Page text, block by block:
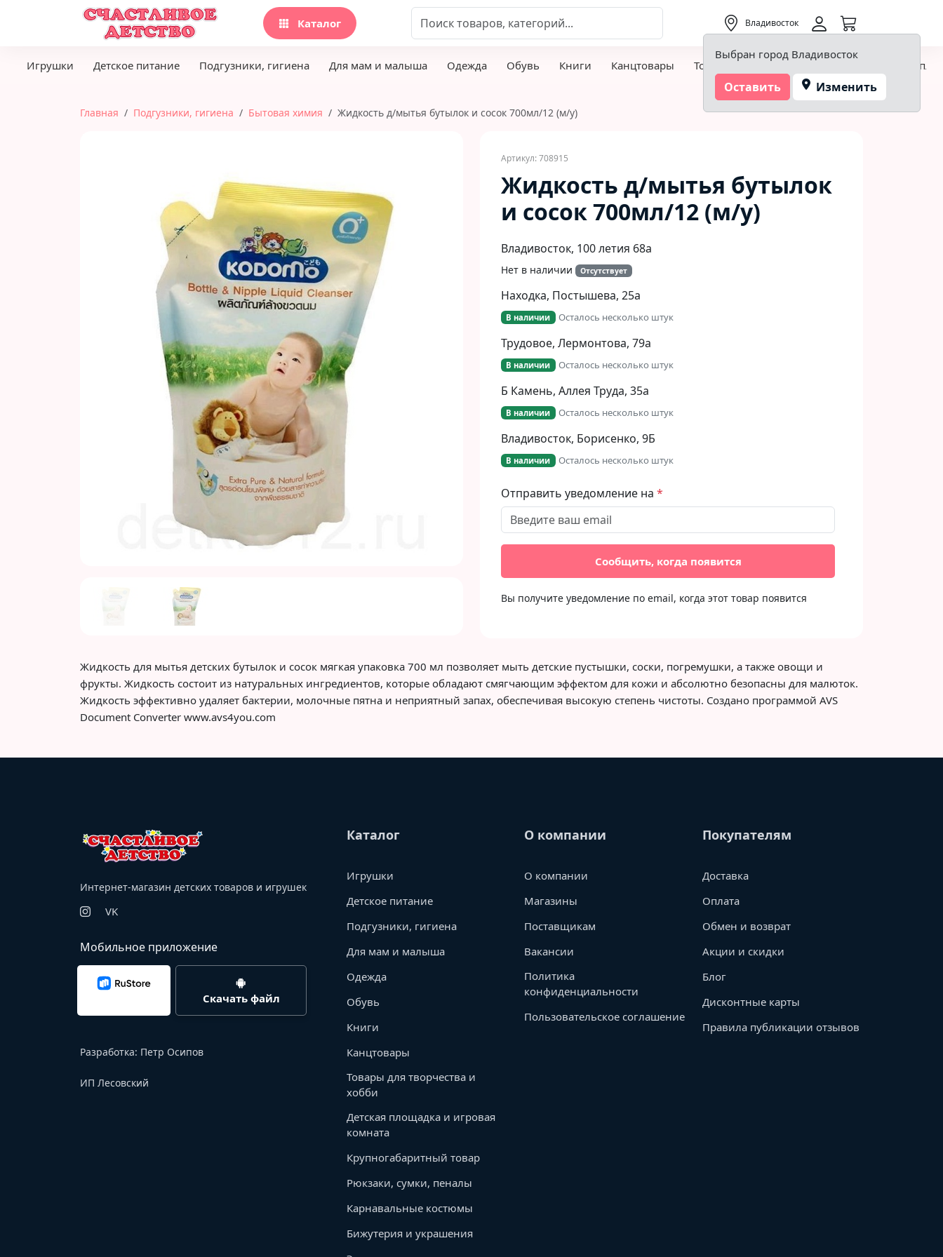
Каталог Владивосток
Выбран город Владивосток
Оставить Изменить
Игрушки Детское питание Подгузники, гигиена Для мам и малыша Одежда Обувь Книги Канцтовары Товары для творчества и хобби Детская
Главная Подгузники, гигиена Бытовая химия Жидкость д/мытья бутылок и сосок 700мл/12 (м/у)
Артикул: 708915
Жидкость д/мытья бутылок
и сосок 700мл/12 (м/у)
Владивосток, 100 летия 68а
Нет в наличии Отсутствует
Находка, Постышева, 25а
В наличии Осталось несколько штук
Трудовое, Лермонтова, 79а
В наличии Осталось несколько штук
Б Камень, Аллея Труда, 35а
В наличии Осталось несколько штук
Владивосток, Борисенко, 9Б​
В наличии Осталось несколько штук
Отправить уведомление на
Сообщить, когда появится
Вы получите уведомление по email, когда этот товар появится
Жидкость для мытья детских бутылок и сосок мягкая упаковка 700 мл позволяет мыть детские пустышки, соски, погремушки, а также овощи и
фрукты. Жидкость состоит из натуральных ингредиентов, которые обладают смягчающим эффектом для кожи и абсолютно безопасны для малюток.
Жидкость эффективно удаляет бактерии, молочные пятна и неприятный запах, обеспечивая высокую степень чистоты. Создано программой AVS
Document Converter www.avs4you.com
Интернет-магазин детских товаров и игрушек
VK
Мобильное приложение
Скачать файл
Разработка: Петр Осипов
ИП Лесовский
Каталог
Игрушки
Детское питание
Подгузники, гигиена
Для мам и малыша
Одежда
Обувь
Книги
Канцтовары
Товары для творчества и
хобби
Детская площадка и игровая
комната
Крупногабаритный товар
Рюкзаки, сумки, пеналы
Карнавальные костюмы
Бижутерия и украшения
О компании
О компании
Магазины
Поставщикам
Вакансии
Политика
конфиденциальности
Пользовательское соглашение
Покупателям
Доставка
Оплата
Обмен и возврат
Акции и скидки
Блог
Дисконтные карты
Правила публикации отзывов